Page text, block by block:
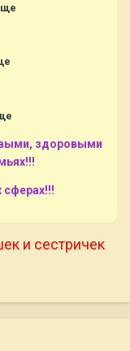
здоровыми
сферах!!!
и сестричек